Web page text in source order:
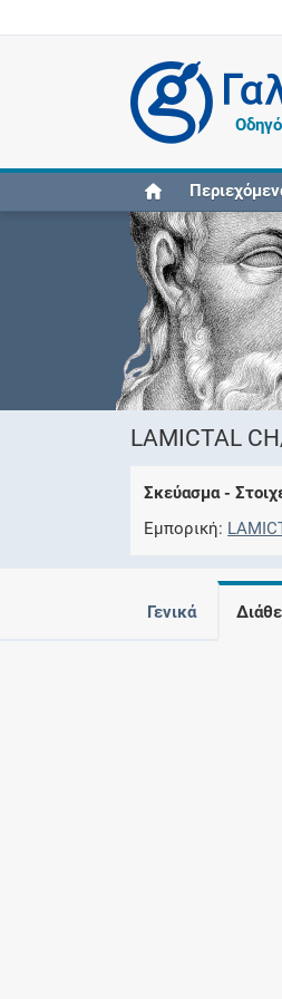
LAMICTAL
Σκεύασμα -
Εμπορική
Γενικά